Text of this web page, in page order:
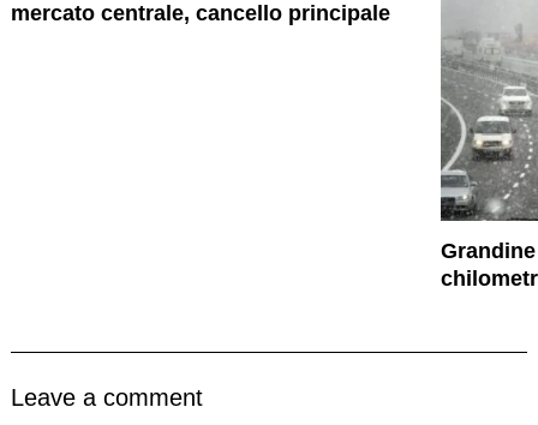
mercato centrale, cancello principale
Leave a comment